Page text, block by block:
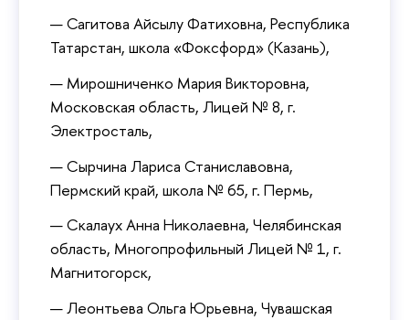
Сагитова Айсылу Фатиховна, Республика
Татарстан, школа «Фоксфорд» (Казань),
Мирошниченко Мария Викторовна,
Московская область, Лицей № 8, г.
Электросталь,
Сырчина Лариса Станиславовна,
Пермский край, школа № 65, г. Пермь,
Скалаух Анна Николаевна, Челябинская
область, Многопрофильный Лицей № 1, г.
Магнитогорск,
Леонтьева Ольга Юрьевна, Чувашская